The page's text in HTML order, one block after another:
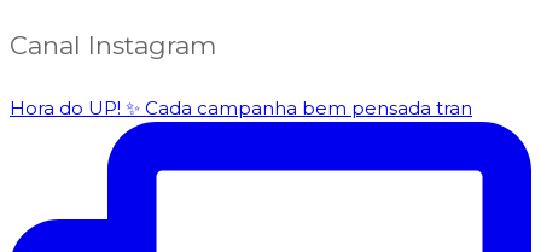
Canal Instagram
Hora do UP! ✨️ Cada campanha bem pensada tran